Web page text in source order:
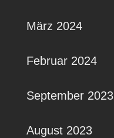
März 2024
Februar 2024
September 2023
August 2023